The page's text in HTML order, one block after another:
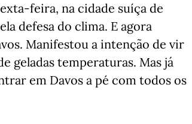
feira, na cidade suíça de
defesa do clima. E agora
Manifestou a intenção de vir
geladas temperaturas. Mas já
em Davos a pé com todos os